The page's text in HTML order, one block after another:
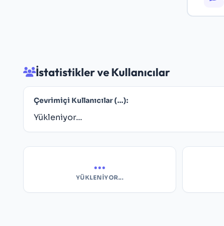
İstatistikler ve Kullanıcılar
Çevrimiçi Kullanıcılar (...):
Yükleniyor...
...
YÜKLENIYOR...